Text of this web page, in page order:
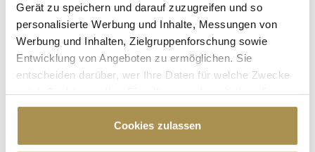
Gerät zu speichern und darauf zuzugreifen und so
personalisierte Werbung und Inhalte, Messungen von
Werbung und Inhalten, Zielgruppenforschung sowie
Entwicklung von Angeboten zu ermöglichen. Sie
entscheiden darüber, wer Ihre Daten für welche Zwecke
Cookie-Erklärung oder durch Klicken auf das Privacy
Trigger Symbol ändern oder widerrufen
Cookies zulassen